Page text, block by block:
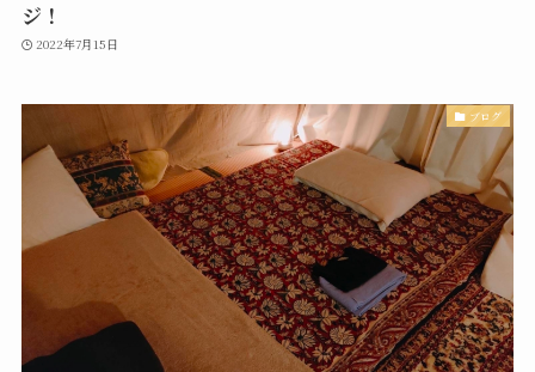
ジ！
2022年7月15日
ブログ